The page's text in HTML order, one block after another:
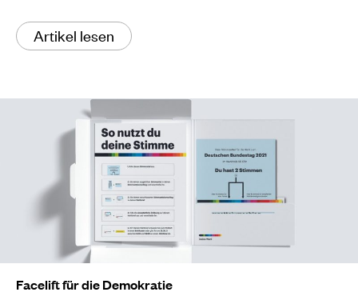
Artikel lesen
Facelift für die Demokratie